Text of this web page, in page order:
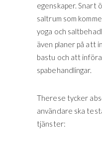
egenskaper. Snart
saltrum som
yoga och
även planer på att
bastu och att
spabehandlingar.
Therese tycker
användare ska
tjänster: